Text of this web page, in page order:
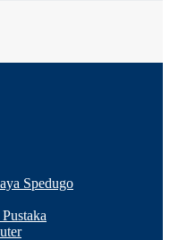
Spedugo